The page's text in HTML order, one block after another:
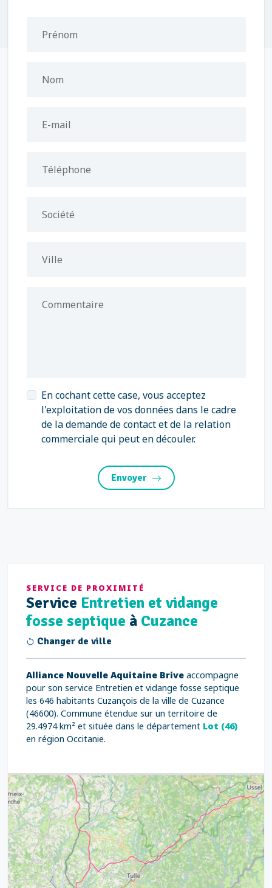
Prénom
Nom
E-mail
Téléphone
Société
Ville
Commentaire
En cochant cette case, vous acceptez
l'exploitation de vos données dans le cadre
de la demande de contact et de la relation
commerciale qui peut en découler.
Envoyer
SERVICE DE PROXIMITÉ
Service Entretien et vidange
fosse septique à Cuzance
Changer de ville
Alliance Nouvelle Aquitaine Brive accompagne
pour son service Entretien et vidange fosse septique
les 646 habitants Cuzançois de la ville de Cuzance
(46600). Commune étendue sur un territoire de
29.4974 km² et située dans le département Lot (46)
en région Occitanie.
3
6
5
6
6
12
7
8
6
7
8
17